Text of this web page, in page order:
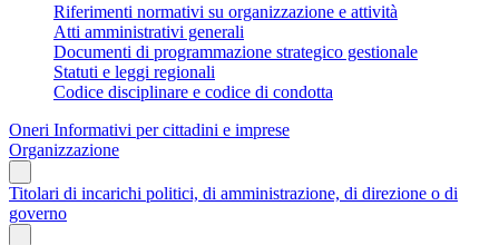
Riferimenti normativi su organizzazione e attività
Atti amministrativi generali
Documenti di programmazione strategico gestionale
Statuti e leggi regionali
Codice disciplinare e codice di condotta
Oneri Informativi per cittadini e imprese
Organizzazione
Titolari di incarichi politici, di amministrazione, di direzione o di
governo